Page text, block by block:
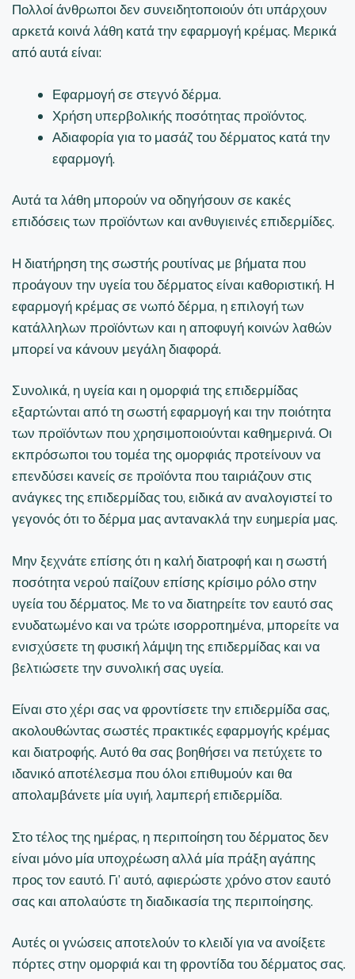
Πολλοί άνθρωποι δεν συνειδητοποιούν ότι υπάρχουν
αρκετά κοινά λάθη κατά την εφαρμογή κρέμας. Μερικά
από αυτά είναι:
Εφαρμογή σε στεγνό δέρμα.
Χρήση υπερβολικής ποσότητας προϊόντος.
Αδιαφορία για το μασάζ του δέρματος κατά την
εφαρμογή.
Αυτά τα λάθη μπορούν να οδηγήσουν σε κακές
επιδόσεις των προϊόντων και ανθυγιεινές επιδερμίδες.
Η διατήρηση της σωστής ρουτίνας με βήματα που
προάγουν την υγεία του δέρματος είναι καθοριστική. Η
εφαρμογή κρέμας σε νωπό δέρμα, η επιλογή των
κατάλληλων προϊόντων και η αποφυγή κοινών λαθών
μπορεί να κάνουν μεγάλη διαφορά.
Συνολικά, η υγεία και η ομορφιά της επιδερμίδας
εξαρτώνται από τη σωστή εφαρμογή και την ποιότητα
των προϊόντων που χρησιμοποιούνται καθημερινά. Οι
εκπρόσωποι του τομέα της ομορφιάς προτείνουν να
επενδύσει κανείς σε προϊόντα που ταιριάζουν στις
ανάγκες της επιδερμίδας του, ειδικά αν αναλογιστεί το
γεγονός ότι το δέρμα μας αντανακλά την ευημερία μας.
Μην ξεχνάτε επίσης ότι η καλή διατροφή και η σωστή
ποσότητα νερού παίζουν επίσης κρίσιμο ρόλο στην
υγεία του δέρματος. Με το να διατηρείτε τον εαυτό σας
ενυδατωμένο και να τρώτε ισορροπημένα, μπορείτε να
ενισχύσετε τη φυσική λάμψη της επιδερμίδας και να
βελτιώσετε την συνολική σας υγεία.
Είναι στο χέρι σας να φροντίσετε την επιδερμίδα σας,
ακολουθώντας σωστές πρακτικές εφαρμογής κρέμας
και διατροφής. Αυτό θα σας βοηθήσει να πετύχετε το
ιδανικό αποτέλεσμα που όλοι επιθυμούν και θα
απολαμβάνετε μία υγιή, λαμπερή επιδερμίδα.
Στο τέλος της ημέρας, η περιποίηση του δέρματος δεν
είναι μόνο μία υποχρέωση αλλά μία πράξη αγάπης
προς τον εαυτό. Γι’ αυτό, αφιερώστε χρόνο στον εαυτό
σας και απολαύστε τη διαδικασία της περιποίησης.
Αυτές οι γνώσεις αποτελούν το κλειδί για να ανοίξετε
πόρτες στην ομορφιά και τη φροντίδα του δέρματος σας.